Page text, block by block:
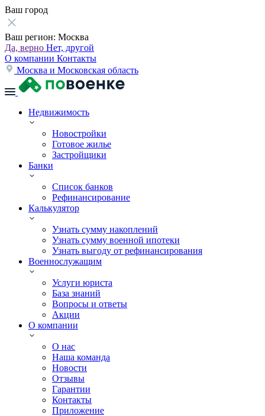
Ваш город
Ваш регион: Москва
Да, верно Нет, другой
О компании Контакты
Москва и Московская область
Недвижимость
Новостройки
Готовое жилье
Застройщики
Банки
Список банков
Рефинансирование
Калькулятор
Узнать сумму накоплений
Узнать сумму военной ипотеки
Узнать выгоду от рефинансирования
Военнослужащим
Услуги юриста
База знаний
Вопросы и ответы
Акции
О компании
О нас
Наша команда
Новости
Отзывы
Гарантии
Контакты
Приложение